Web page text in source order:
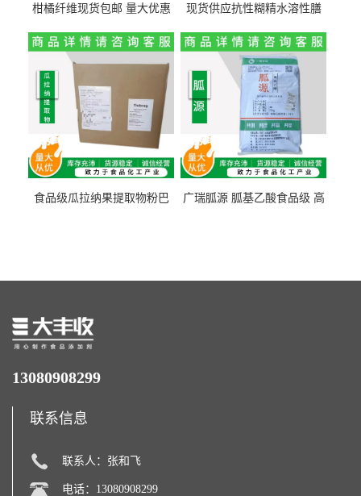
柑橘纤维现货包邮 量大优惠
现货供应抗性糊精水溶性膳
量1kg包邮
食品级瓜拉纳果提取物粉巴
广瑞胍源 胍基乙酸食品级 高
13080908299
联系信息
联系人：张和飞
电话：13080908299